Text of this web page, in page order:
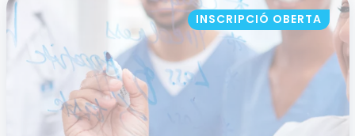
INSCRIPCIÓ OBERTA